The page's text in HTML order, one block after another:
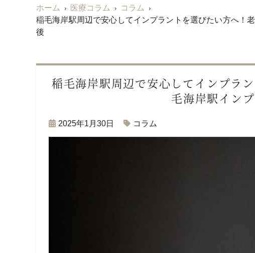
ホーム 医療コラム
コラム
稲毛海岸駅周辺で安心してインプラントを選びたい方へ！
後
稲毛海岸駅周辺で安心してインプラ
毛海岸駅イン
2025年1月30日 コラム